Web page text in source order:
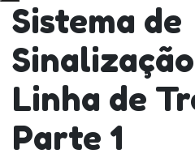
Sistema de
Linha de
Parte 1